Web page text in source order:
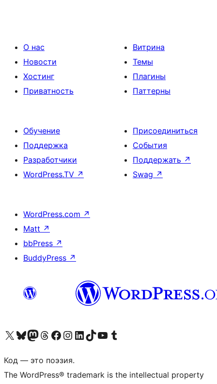
О нас
Новости
Хостинг
Приватность
Витрина
Темы
Плагины
Паттерны
Обучение
Поддержка
Разработчики
WordPress.TV ↗
Присоединиться
События
Поддержать ↗
Swag ↗
WordPress.com ↗
Matt ↗
bbPress ↗
BuddyPress ↗
Посетите нас в X (ранее Twitter)
Посетите нашу учётную запись в Bluesky
Посетите нашу ленту в Mastodon
Посетите нашу учётную запись в Threads
Посетите нашу страницу на Facebook
Посетите наш Instagram
Посетите нашу страницу в LinkedIn
Посетите нашу учётную запись в TikTok
Посетите наш канал YouTube
Посетите нашу учётную запись в Tumblr
Код — это поэзия.
The WordPress® trademark is the intellectual property